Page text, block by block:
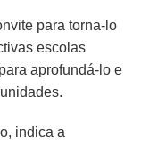
para torna-lo
escolas
aprofundá-lo e
indica a